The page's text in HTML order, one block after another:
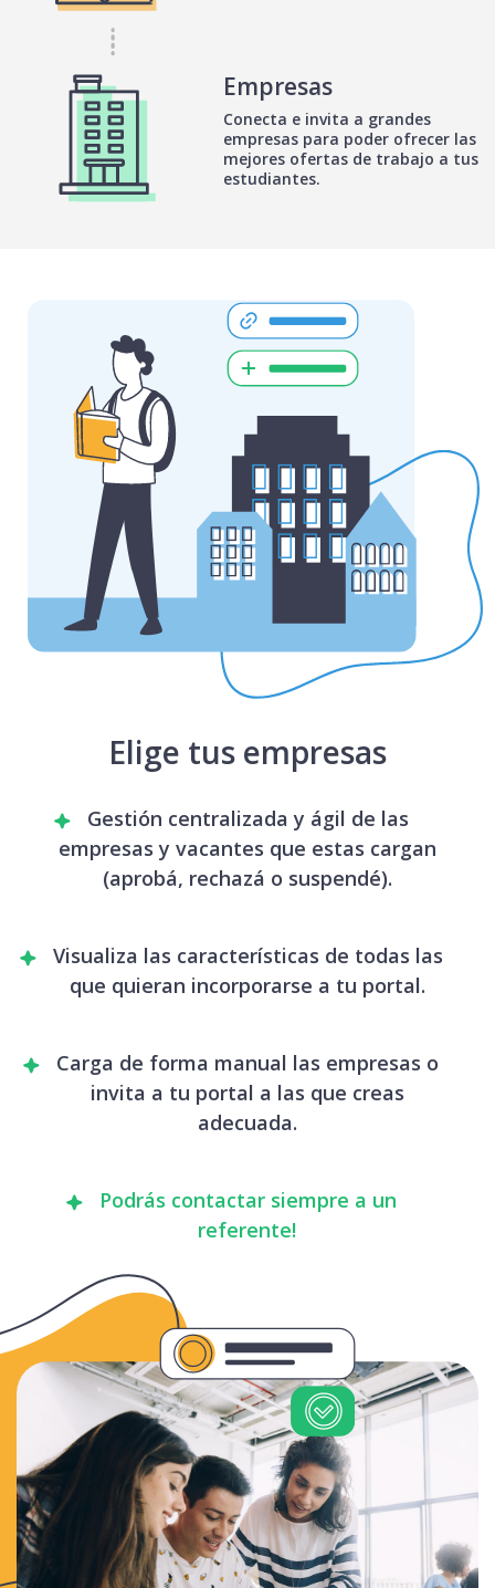
Empresas
Conecta e invita a grandes
empresas para poder ofrecer las
mejores ofertas de trabajo a tus
estudiantes.
Elige tus empresas
Gestión centralizada y ágil de las
empresas y vacantes que estas cargan
(aprobá, rechazá o suspendé).
Visualiza las características de todas las
que quieran incorporarse a tu portal.
Carga de forma manual las empresas o
invita a tu portal a las que creas
adecuada.
Podrás contactar siempre a un
referente!